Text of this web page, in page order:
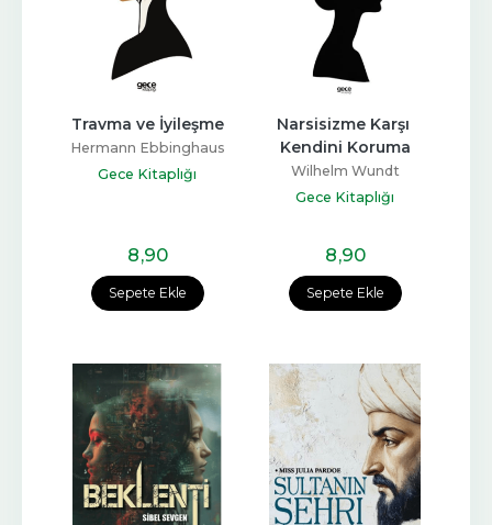
Sepete Ekle
Travma ve İyileşme
Hermann Ebbinghaus
Gece Kitaplığı
8,90
Sepete Ekle
Narsisizme Karşı
Kendini Koruma
Wilhelm Wundt
Gece Kitaplığı
8,90